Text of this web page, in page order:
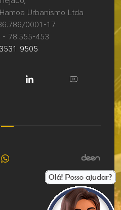
Urbanismo Ltda
0001-17
- 78.555-453
9505